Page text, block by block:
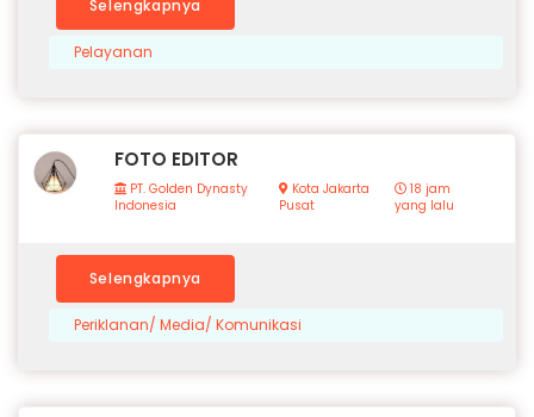
Selengkapnya
Pelayanan
FOTO EDITOR
PT. Golden Dynasty
Indonesia
Kota Jakarta
Pusat
18 jam
yang lalu
Selengkapnya
Periklanan/ Media/ Komunikasi